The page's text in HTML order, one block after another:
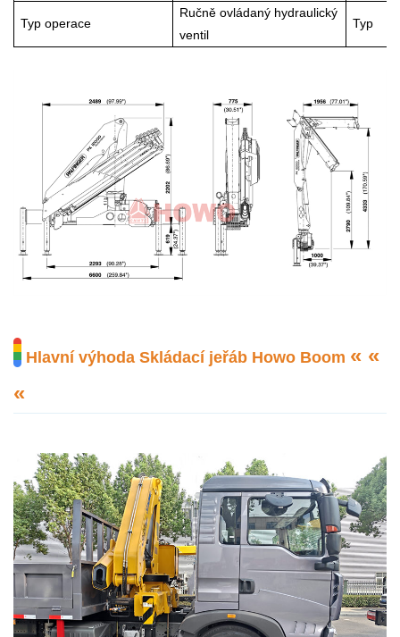
Typ operace
Ručně ovládaný hydraulický
ventil
Typ
Hlavní výhoda Skládací jeřáb Howo Boom « «
«